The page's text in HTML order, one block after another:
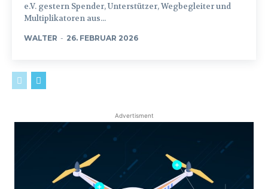
e.V. gestern Spender, Unterstützer, Wegbegleiter und
Multiplikatoren aus...
WALTER - 26. FEBRUAR 2026
Advertisment